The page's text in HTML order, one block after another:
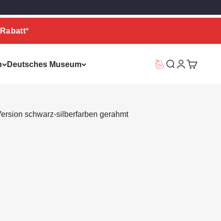
*
Deutsches Museum Vorteilswelt
Suche
schwarz-silberfarben gerahmt